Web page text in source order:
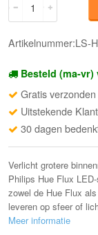
Artikelnummer:LS-
Besteld (ma-
Gratis
Uitstekende
30 dagen
Verlicht grotere
Philips Hue Flux
zowel de Hue Flux
leveren op sfeer of
Meer informatie